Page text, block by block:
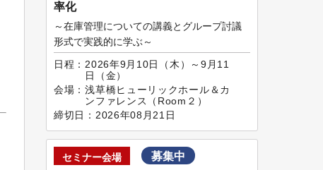
率化
～在庫管理についての講義とグループ討議
形式で実践的に学ぶ～
日程： 2026年9月10日（木）～9月11
日（金）
会場：浅草橋ヒューリックホール＆カ
ンファレンス（Room２）
締切日： 2026年08月21日
セミナー会場 募集中